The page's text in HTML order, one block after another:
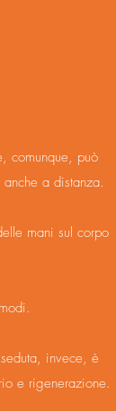
comunque, può
a distanza.
mani sul corpo
invece, è
e rigenerazione.